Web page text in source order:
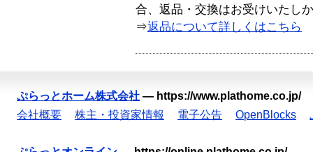
合、返品・交換はお受けいたし
⇒返品について詳しくはこちら
ぷらっとホーム株式会社 — https://www.plathome.co.jp/
会社概要
株主・投資家情報 電子公告 OpenBlocks